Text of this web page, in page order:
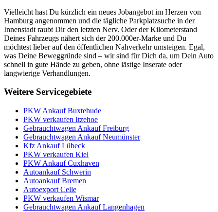
Vielleicht hast Du kürzlich ein neues Jobangebot im Herzen von
Hamburg angenommen und die tägliche Parkplatzsuche in der
Innenstadt raubt Dir den letzten Nerv. Oder der Kilometerstand
Deines Fahrzeugs nähert sich der 200.000er-Marke und Du
möchtest lieber auf den öffentlichen Nahverkehr umsteigen. Egal,
was Deine Beweggründe sind – wir sind für Dich da, um Dein Auto
schnell in gute Hände zu geben, ohne lästige Inserate oder
langwierige Verhandlungen.
Weitere Servicegebiete
PKW Ankauf Buxtehude
PKW verkaufen Itzehoe
Gebrauchtwagen Ankauf Freiburg
Gebrauchtwagen Ankauf Neumünster
Kfz Ankauf Lübeck
PKW verkaufen Kiel
PKW Ankauf Cuxhaven
Autoankauf Schwerin
Autoankauf Bremen
Autoexport Celle
PKW verkaufen Wismar
Gebrauchtwagen Ankauf Langenhagen